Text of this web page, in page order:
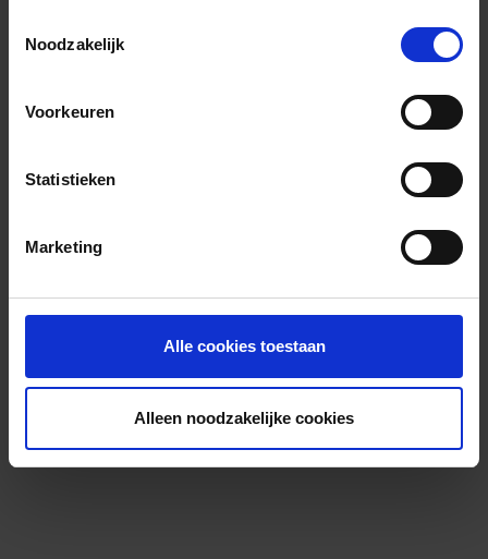
Noodzakelijk
Voorkeuren
Statistieken
Marketing
Alle cookies toestaan
Alleen noodzakelijke cookies